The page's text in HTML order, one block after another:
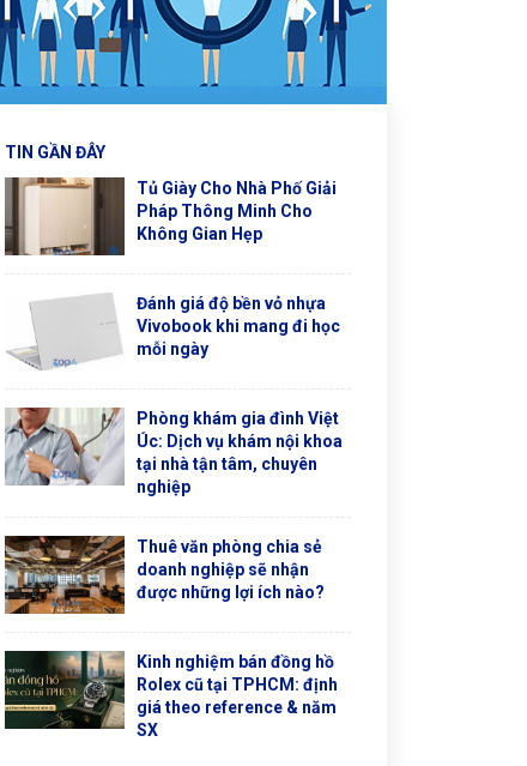
TIN GẦN ĐÂY
Tủ Giày Cho Nhà Phố Giải
Pháp Thông Minh Cho
Không Gian Hẹp
Đánh giá độ bền vỏ nhựa
Vivobook khi mang đi học
mỗi ngày
Phòng khám gia đình Việt
Úc: Dịch vụ khám nội khoa
tại nhà tận tâm, chuyên
nghiệp
Thuê văn phòng chia sẻ
doanh nghiệp sẽ nhận
được những lợi ích nào?
Kinh nghiệm bán đồng hồ
Rolex cũ tại TPHCM: định
giá theo reference & năm
SX